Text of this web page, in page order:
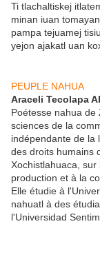
Ti tlachaltiskej
minan iuan
pampa tejuamej
yejon ajakatl uan
PEUPLE NAHUA
Araceli Tecolapa
Poétesse nahua de
sciences de la
indépendante de la
des droits humains
Xochistlahuaca,
production et à la
Elle étudie à
nahuatl à des
l'Universidad